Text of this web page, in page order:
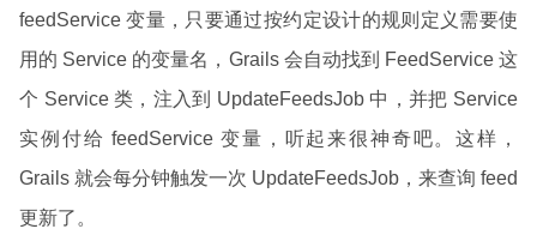
feedService 变量，只要通过按约定设计的规则定义需要使
用的 Service 的变量名，Grails 会自动找到 FeedService 这
个 Service 类，注入到 UpdateFeedsJob 中，并把 Service
实例付给 feedService 变量，听起来很神奇吧。这样，
Grails 就会每分钟触发一次 UpdateFeedsJob，来查询 feed
更新了。